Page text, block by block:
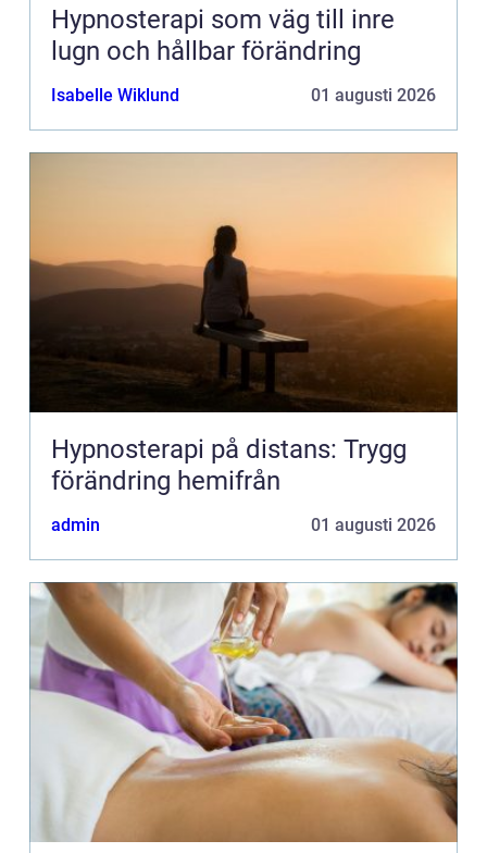
Hypnosterapi som väg till inre
lugn och hållbar förändring
Isabelle Wiklund 01 augusti 2026
Hypnosterapi på distans: Trygg
förändring hemifrån
admin 01 augusti 2026